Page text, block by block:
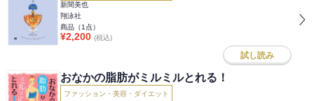
新間美也
翔泳社
商品（1 点）
¥2,200 (税込)
試し読み
おなかの脂肪がミルミルとれる！
ファッション・美容・ダイエット